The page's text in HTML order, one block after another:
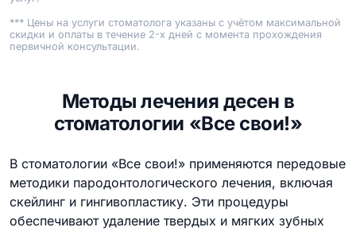
*** Цены на услуги стоматолога указаны с учётом максимальной
скидки и оплаты в течение 2-х дней с момента прохождения
первичной консультации.
Методы лечения десен в
стоматологии «Все свои!»
В стоматологии «Все свои!» применяются передовые
методики пародонтологического лечения, включая
скейлинг и гингивопластику. Эти процедуры
обеспечивают удаление твердых и мягких зубных